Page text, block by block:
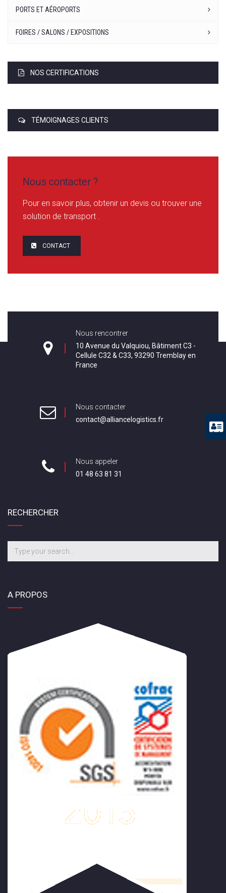
PORTS ET AÉROPORTS
FOIRES / SALONS / EXPOSITIONS
NOS CERTIFICATIONS
TÉMOIGNAGES CLIENTS
Nous contacter ?
Pour en savoir plus, obtenir un devis ou trouver une
solution de transport .
CONTACT
Nous rencontrer
10 Avenue du Valquiou, Bâtiment C3 -
Cellule C32 & C33, 93290 Tremblay en
France
Nous contacter
contact@alliancelogistics.fr
Nous appeler
01 48 63 81 31
RECHERCHER
A PROPOS